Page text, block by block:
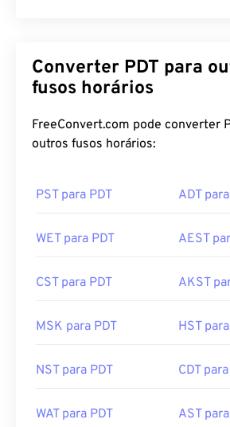
Converter PDT para
fusos horários
FreeConvert.com pode converter
outros fusos horários:
PST para PDT ADT
WET para PDT AEST
CST para PDT AKST
MSK para PDT HST
NST para PDT CDT
WAT para PDT AST